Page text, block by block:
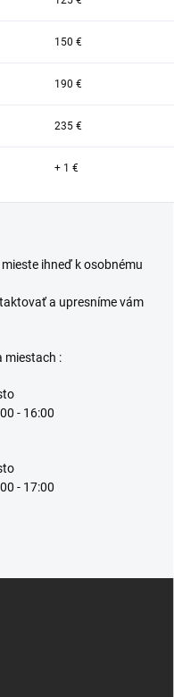
150 €
190 €
235 €
+ 1 €
ihneď k osobnému
a upresníme vám
miestach :
- 16:00
- 17:00